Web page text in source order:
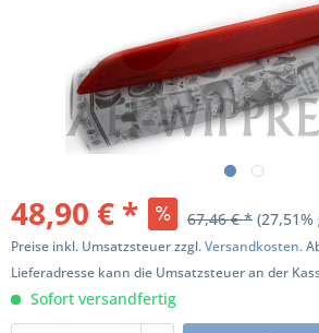
48,90 € * 67,46 € *
Preise inkl. Umsatzsteuer zzgl.Versandkosten.
Lieferadresse kann die Umsatzsteuer an der
Sofort versandfertig